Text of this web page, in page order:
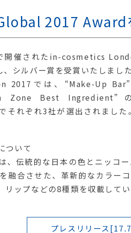
2017 Award
催されたin-cosmetics
シルバー賞を受賞いたしまし
2017では、“Make-Up
Zone Best Ingredient”
れぞれ3社が選出されました
ついて
、伝統的な日本の色とニッコ
融合させた、革新的なカラー
ップなどの8種類を収載してい
プレスリリース